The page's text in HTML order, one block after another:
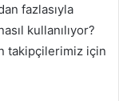
fazlasıyla
kullanılıyor?
takipçilerimiz için